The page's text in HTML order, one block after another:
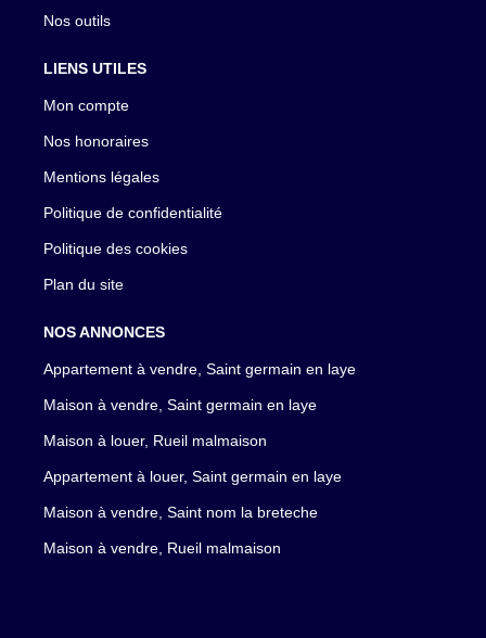
Nos outils
LIENS UTILES
Mon compte
Nos honoraires
Mentions légales
Politique de confidentialité
Politique des cookies
Plan du site
NOS ANNONCES
Appartement à vendre, Saint germain en laye
Maison à vendre, Saint germain en laye
Maison à louer, Rueil malmaison
Appartement à louer, Saint germain en laye
Maison à vendre, Saint nom la breteche
Maison à vendre, Rueil malmaison